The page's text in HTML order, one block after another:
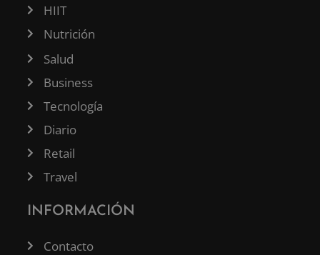
HIIT
Nutrición
Salud
Business
Tecnología
Diario
Retail
Travel
INFORMACIÓN
Contacto